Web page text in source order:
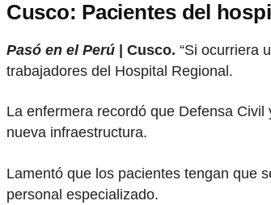
Cusco: Pacientes del
Pasó en el Perú | Cusco. “Si ocurriera
trabajadores del Hospital Regional.
La enfermera recordó que Defensa
nueva infraestructura.
Lamentó que los pacientes tengan que
personal especializado.